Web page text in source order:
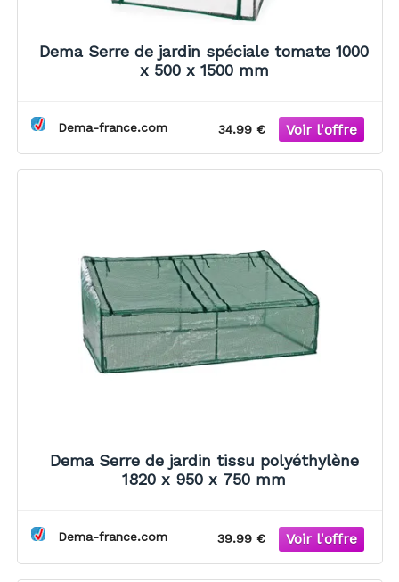
Dema Serre de jardin spéciale tomate 1000
x 500 x 1500 mm
Dema-france.com 34.99 €
Dema Serre de jardin tissu polyéthylène
1820 x 950 x 750 mm
Dema-france.com 39.99 €